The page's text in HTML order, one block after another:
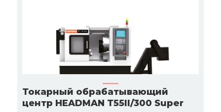
Токарный обрабатывающий
центр HEADMAN Т55II/300 Super